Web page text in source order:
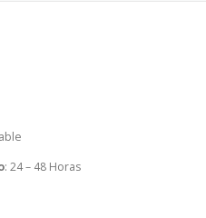
: 24 – 48 Horas